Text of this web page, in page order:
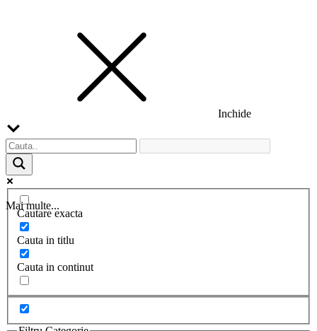
Inchide
Mai multe...
Cautare exacta
Cauta in titlu
Cauta in continut